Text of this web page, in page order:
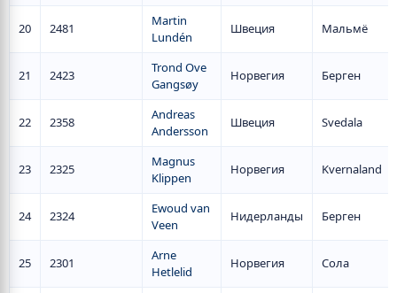
20 2481
Martin
Lundén
Швеция Мальмё
21 2423
Trond Ove
Gangsøy
Норвегия Берген
22 2358
Andreas
Andersson
Швеция Svedala
23 2325
Magnus
Klippen
Норвегия Kvernaland
24 2324
Ewoud van
Veen
Нидерланды Берген
25 2301
Arne
Hetlelid
Норвегия Сола